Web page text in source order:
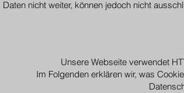
Daten nicht weiter, können jedoch nicht
Unsere Webseite verwendet
Im Folgenden erklären wir, was